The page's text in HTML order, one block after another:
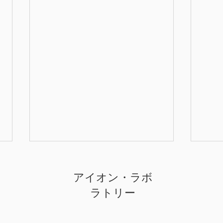
月のアート展実行委員会では、
「月」をテーマとする未発表作品
アイオン・ラボ
ラトリー